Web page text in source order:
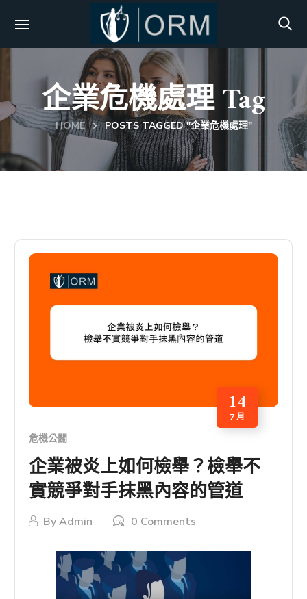
企業危機處理 Tag
HOME POSTS TAGGED "企業危機處理"
14
7 月
危機公關
企業被炎上如何檢舉？檢舉不
實競爭對手抹黑內容的管道
ByAdmin 0 Comments